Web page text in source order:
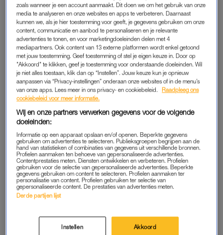
HUIZEN FAMILIE MEILAND
“Er is nog geen koper. De gelukkige die hier mag wonen, is
nog niet gevonden. Alles staat nog te koop”, vertelt Erica
Meiland aanRTL Boulevard.
Heel erg is dat (nog) niet, want de familie gaat pas volgend jaar
augustus over naar hun nieuwe woning. Ook Code Rosé is nog
gewoon open. “Maandag komen er weer nieuwe gasten, alles
Tekst gaat verder onder de video.
‘CHATEU MEILAND: EN ROUTE’
Ondertussen geniet de kijker van de afleveringenChateau
Meiland: En Routewaarin er uiteraard weer een hoop gegil en
gevloek te zien zal zijn – vooral als
van hun dromen.
zoals wanneer je een account aanmaakt. Dit doen we om het gebruik van onze
media te analyseren en onze websites en apps te verbeteren. Daarnaast
kunnen we, als je hier toestemming voor geeft, je gegevens gebruiken om onze
content, communicatie en aanbod te personaliseren en je relevante
advertenties te tonen, en voor marketingdoeleinden delen met 4
mediapartners. Ook content van 13 externe platformen wordt enkel getoond
met jouw toestemming. Geef toestemming of stel je eigen keuze in. Door op
"Akkoord" te klikken, geef je toestemming voor onderstaande doeleinden. Wil
je niet alles toestaan, klik dan op “Instellen”. Jouw keuze kun je opnieuw
aanpassen via “Privacy-instellingen” onderaan onze websites of in de menu’s
van onze apps. Lees meer in ons privacy- en cookiebeleid.
Raadpleeg ons
cookiebeleid voor meer informatie.
Wij en onze partners verwerken gegevens voor de volgende
doeleinden:
Informatie op een apparaat opslaan en/of openen. Beperkte gegevens
gebruiken om advertenties te selecteren. Publieksgroepen begrijpen aan de
hand van statistieken of combinaties van gegevens uit verschillende bronnen.
Profielen aanmaken ten behoeve van gepersonaliseerde advertenties.
Contentprestaties meten. Diensten ontwikkelen en verbeteren. Profielen
gebruiken voor de selectie van gepersonaliseerde advertenties. Beperkte
gegevens gebruiken om content te selecteren. Profielen aanmaken ter
personalisatie van content. Profielen gebruiken ter selectie van
gepersonaliseerde content. De prestaties van advertenties meten.
Derde partijen lijst
Instellen Akkoord